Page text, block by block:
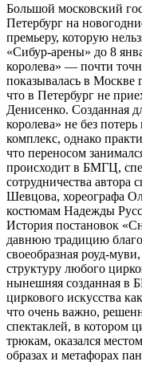
Большой московский
Петербург на
премьеру, которую
«Сибур-арены» до 8
королева» — почти
показывалась в Москве
что в Петербург не
Денисенко. Созданная
королева» не без
комплекс, однако
что переносом
происходит в БМГЦ,
сотрудничества автора
Шевцова, хореографа
костюмам Надежды
История постановок
давнюю традицию
своеобразная роуд-
структуру любого
нынешняя созданная в
циркового искусства
что очень важно,
спектаклей, в котором
трюкам, оказался
образах и метафорах